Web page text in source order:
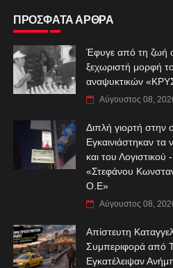
ΠΡΟΣΦΑΤΑ ΑΡΘΡΑ
Έφυγε από τη ζωή
ξεχωριστή μορφή
αναψυκτικών
Αύγουστος 08,
Διπλή γιορτή στην
Εγκαινιάστηκαν
και του Λογιστικού
«Στεφάνου
Ο.Ε»
Αύγουστος 08,
Απίστευτη
Συμπεριφορά από
Εγκατέλειψαν